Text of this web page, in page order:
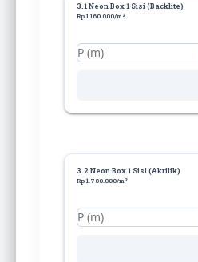
3.1 Neon Box 1 Sisi (Backlite)
Rp 1.160.000/m²
3.2 Neon Box 1 Sisi (Akrilik)
Rp 1.700.000/m²